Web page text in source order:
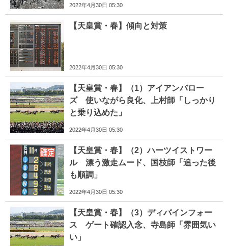
2022年4月30日 05:30
【天皇賞・春】傾向と対策
2022年4月30日 05:30
【天皇賞・春】（1）アイアンバロー
ズ 使いながら良化、上村師「しっかり
と乗り込めた」
2022年4月30日 05:30
【天皇賞・春】（2）ハーツイストワー
ル 漂う激走ムード、国枝師「追った後
も順調」
2022年4月30日 05:30
【天皇賞・春】（3）ディバインフォー
ス ゲート確認入念、寺島師「雰囲気い
い」